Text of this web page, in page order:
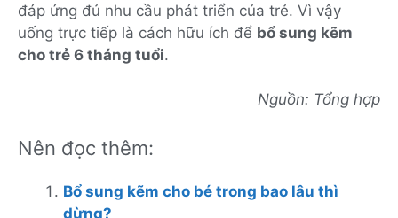
đáp ứng đủ nhu cầu phát triển của trẻ. Vì vậy
uống trực tiếp là cách hữu ích để bổ sung kẽm
cho trẻ 6 tháng tuổi.
Nguồn: Tổng hợp
Nên đọc thêm:
Bổ sung kẽm cho bé trong bao lâu thì
dừng?